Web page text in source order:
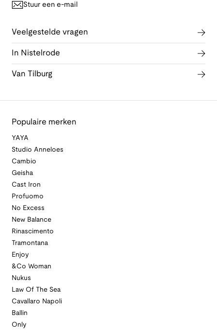
Stuur een e-mail
Veelgestelde vragen
In Nistelrode
Van Tilburg
Populaire merken
YAYA
Studio Anneloes
Cambio
Geisha
Cast Iron
Profuomo
No Excess
New Balance
Rinascimento
Tramontana
Enjoy
&Co Woman
Nukus
Law Of The Sea
Cavallaro Napoli
Ballin
Only